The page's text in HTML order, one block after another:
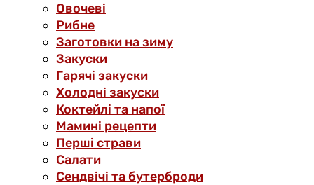
Овочеві
Рибне
Заготовки на зиму
Закуски
Гарячі закуски
Холодні закуски
Коктейлі та напої
Мамині рецепти
Перші страви
Салати
Сендвічі та бутерброди